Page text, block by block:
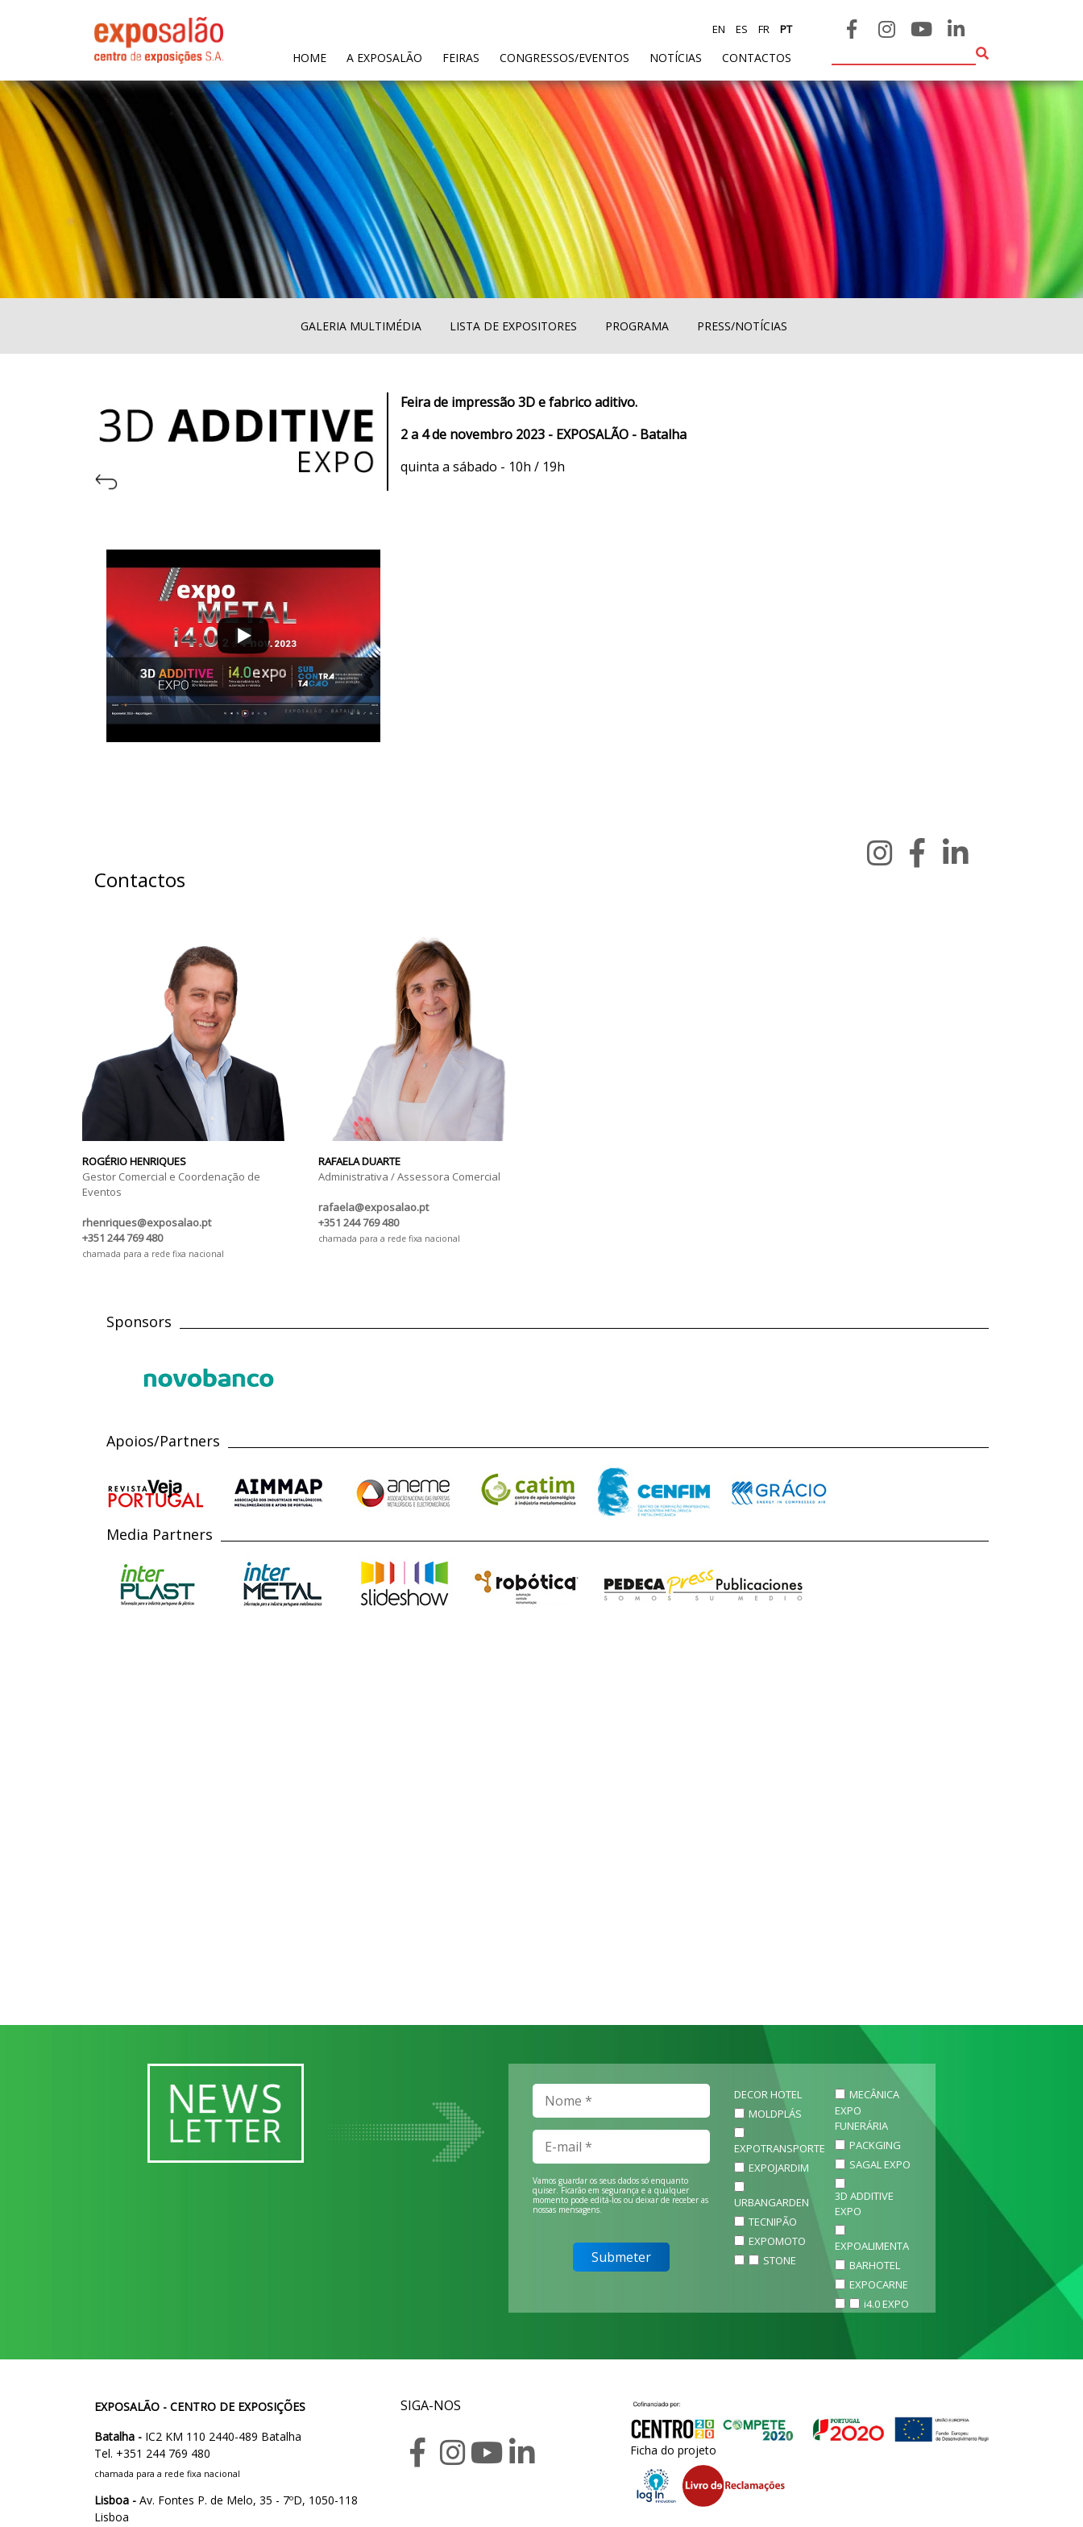
HOME(CURRENT)
A EXPOSALÃO FEIRAS CONGRESSOS/EVENTOS NOTÍCIAS CONTACTOS
EN ES FR PT
GALERIA MULTIMÉDIA LISTA DE EXPOSITORES PROGRAMA PRESS/NOTÍCIAS
Feira de impressão 3D e fabrico aditivo.
2 a 4 de novembro 2023 - EXPOSALÃO - Batalha
quinta a sábado - 10h / 19h
Contactos
ROGÉRIO HENRIQUES
Gestor Comercial e Coordenação de
Eventos
rhenriques@exposalao.pt
+351 244 769 480
chamada para a rede fixa nacional
RAFAELA DUARTE
Administrativa / Assessora Comercial
rafaela@exposalao.pt
+351 244 769 480
chamada para a rede fixa nacional
Sponsors
Apoios/Partners
Media Partners
Vamos guardar os seus dados só enquanto
quiser. Ficarão em segurança e a qualquer
momento pode editá-los ou deixar de receber as
nossas mensagens.
DECOR HOTEL
MOLDPLÁS
EXPOTRANSPORTE
EXPOJARDIM
URBANGARDEN
TECNIPÃO
EXPOMOTO
STONE
MECÂNICA
EXPO
FUNERÁRIA
PACKGING
SAGAL EXPO
3D ADDITIVE
EXPO
EXPOALIMENTA
BARHOTEL
EXPOCARNE
i4.0 EXPO
EXPOSALÃO - CENTRO DE EXPOSIÇÕES
Batalha - IC2 KM 110 2440-489 Batalha
Tel. +351 244 769 480
chamada para a rede fixa nacional
Lisboa - Av. Fontes P. de Melo, 35 - 7ºD, 1050-118
Lisboa
SIGA-NOS
Ficha do projeto